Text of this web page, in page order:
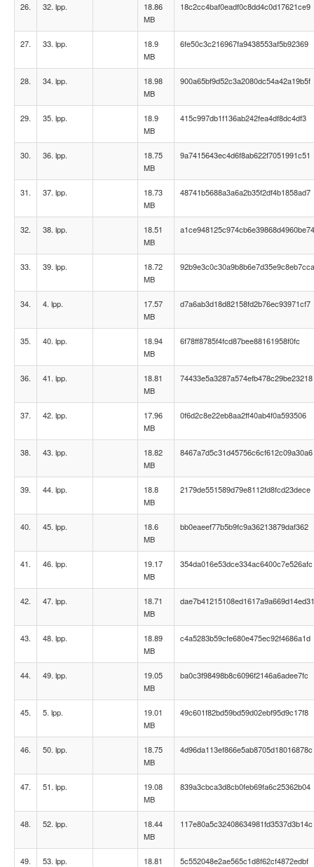
26. 32. lpp.
18.86
MB
18c2cc4baf0eadf0c8dd4c0d17621ce9
27. 33. lpp.
18.9
MB
6fe50c3c216967fa9438553af5b92369
28. 34. lpp.
18.98
MB
900a65bf9d52c3a2080dc54a42a19b5f
29. 35. lpp.
18.9
MB
415c997db1f136ab242fea4df8dc4df3
30. 36. lpp.
18.75
MB
9a7415643ec4d6f8ab622f7051991c51
31. 37. lpp.
18.73
MB
48741b5688a3a6a2b35f2df4b1858ad7
32. 38. lpp.
18.51
MB
a1ce948125c974cb6e39868d4960be74
33. 39. lpp.
18.72
MB
92b9e3c0c30a9b8b6e7d35e9c8eb7cca
34. 4. lpp.
17.57
MB
d7a6ab3d18d82158fd2b76ec93971cf7
35. 40. lpp.
18.94
MB
6f78ff8785f4fcd87bee88161958f0fc
36. 41. lpp.
18.81
MB
74433e5a3287a574efb478c29be23218
37. 42. lpp.
17.96
MB
0f6d2c8e22eb8aa2ff40ab4f0a593506
38. 43. lpp.
18.82
MB
8467a7d5c31d45756c6cf612c09a30a6
39. 44. lpp.
18.8
MB
2179de551589d79e8112fd8fcd23dece
40. 45. lpp.
18.6
MB
bb0eaeef77b5b9fc9a36213879daf362
41. 46. lpp.
19.17
MB
354da016e53dce334ac6400c7e526afc
42. 47. lpp.
18.71
MB
dae7b41215108ed1617a9a669d14ed31
43. 48. lpp.
18.89
MB
c4a5283b59cfe680e475ec92f4686a1d
44. 49. lpp.
19.05
MB
ba0c3f98498b8c6096f2146a6adee7fc
45. 5. lpp.
19.01
MB
49c601f82bd59bd59d02ebf95d9c17f8
46. 50. lpp.
18.75
MB
4d96da113ef866e5ab8705d18016878c
47. 51. lpp.
19.08
MB
839a3cbca3d8cb0feb69fa6c25362b04
48. 52. lpp.
18.44
MB
117e80a5c32408634981fd3537d3b14c
49. 53. lpp.
18.81
5c552048e2ae565c1d8f62cf4872edbf